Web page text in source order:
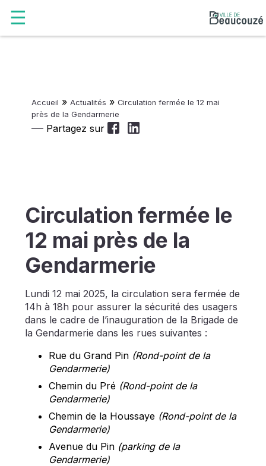
Accueil » Actualités » Circulation fermée le 12 mai
près de la Gendarmerie
Partagez sur
Circulation fermée le
12 mai près de la
Gendarmerie
Lundi 12 mai 2025, la circulation sera fermée de
14h à 18h pour assurer la sécurité des usagers
dans le cadre de l’inauguration de la Brigade de
la Gendarmerie dans les rues suivantes :
Rue du Grand Pin (Rond-point de la
Gendarmerie)
Chemin du Pré (Rond-point de la
Gendarmerie)
Chemin de la Houssaye (Rond-point de la
Gendarmerie)
Avenue du Pin (parking de la
Gendarmerie)